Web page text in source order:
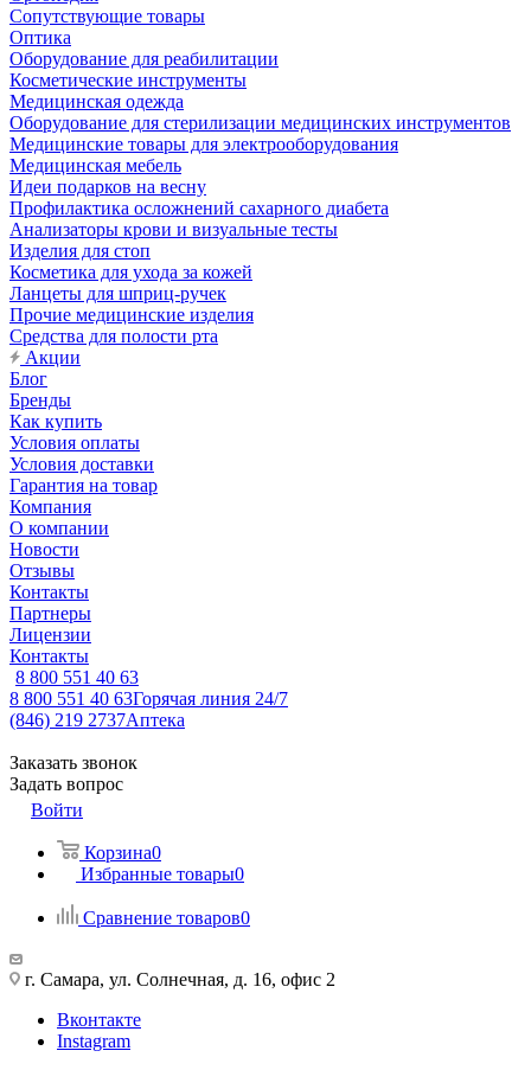
Сопутствующие товары
Оптика
Оборудование для реабилитации
Косметические инструменты
Медицинская одежда
Оборудование для стерилизации медицинских инструментов
Медицинские товары для электрооборудования
Медицинская мебель
Идеи подарков на весну
Профилактика осложнений сахарного диабета
Анализаторы крови и визуальные тесты
Изделия для стоп
Косметика для ухода за кожей
Ланцеты для шприц-ручек
Прочие медицинские изделия
Средства для полости рта
Акции
Блог
Бренды
Как купить
Условия оплаты
Условия доставки
Гарантия на товар
Компания
О компании
Новости
Отзывы
Контакты
Партнеры
Лицензии
Контакты
8 800 551 40 63
8 800 551 40 63Горячая линия 24/7
(846) 219 2737Аптека
Заказать звонок
Задать вопрос
Войти
Корзина0
Избранные товары0
Сравнение товаров0
г. Самара, ул. Солнечная, д. 16, офис 2
Вконтакте
Instagram